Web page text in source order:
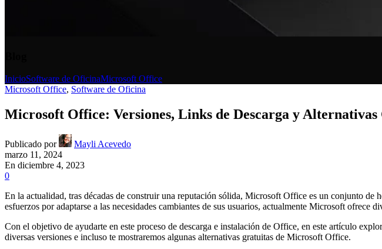
InicioSoftware de OficinaMicrosoft Office
Microsoft Office, Software de Oficina
Microsoft Office: Versiones, Links de Descarga y
Publicado por
Mayli Acevedo
marzo 11, 2024
En diciembre 4, 2023
0
En la actualidad, tras décadas de construir una reputación sólida, Microsoft Office es un conjunto
esfuerzos por adaptarse a las necesidades cambiantes de sus usuarios, actualmente Microsoft ofrece
Con el objetivo de ayudarte en este proceso de descarga e instalación de Office, en este artículo
diversas versiones e incluso te mostraremos algunas alternativas gratuitas de Microsoft Office.